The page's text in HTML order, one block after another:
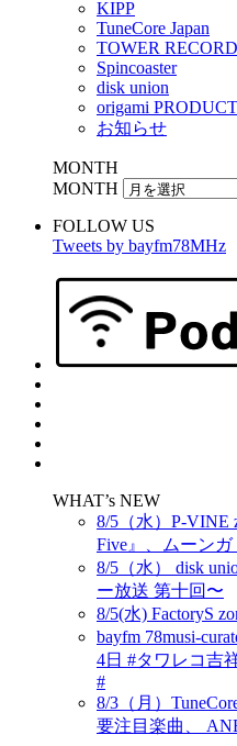
KIPP
TuneCore Japan
TOWER
Spincoaster
disk union
origami
お知らせ
MONTH
MONTH
FOLLOW US
Tweets by bayfm78MHz
WHAT’s NEW
8/5（水）P-VINE
Five』、ムーンガ
8/5（水） disk
ー放送 第十回〜
8/5(水) FactoryS
bayfm 78musi-
4日 #タワレコ吉
#
8/3（月）
要注目楽曲、